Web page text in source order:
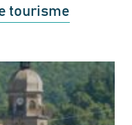
tourisme